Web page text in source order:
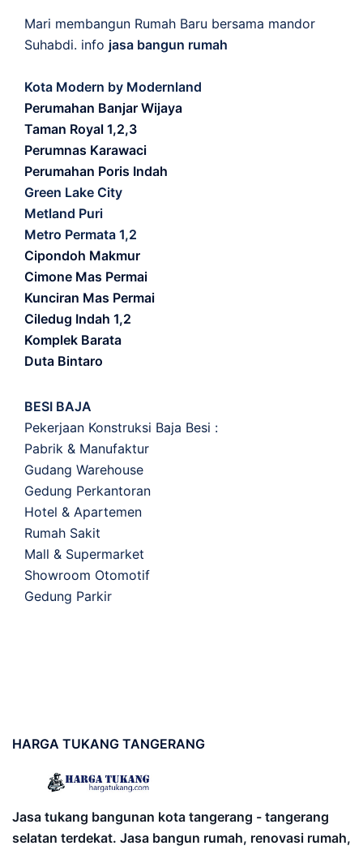
Mari membangun Rumah Baru bersama mandor
Suhabdi. info jasa bangun rumah
Kota Modern by Modernland
Perumahan Banjar Wijaya
Taman Royal 1,2,3
Perumnas Karawaci
Perumahan Poris Indah
Green Lake City
Metland Puri
Metro Permata 1,2
Cipondoh Makmur
Cimone Mas Permai
Kunciran Mas Permai
Ciledug Indah 1,2
Komplek Barata
Duta Bintaro
BESI BAJA
Pekerjaan Konstruksi Baja Besi :
Pabrik & Manufaktur
Gudang Warehouse
Gedung Perkantoran
Hotel & Apartemen
Rumah Sakit
Mall & Supermarket
Showroom Otomotif
Gedung Parkir
HARGA TUKANG TANGERANG
Jasa tukang bangunan kota tangerang - tangerang
selatan terdekat. Jasa bangun rumah, renovasi rumah,